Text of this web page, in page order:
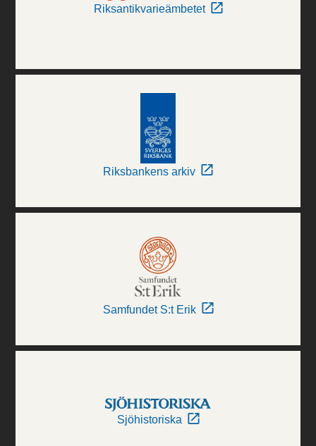
Riksantikvarieämbetet
Riksbankens arkiv
Samfundet S:t Erik
Sjöhistoriska